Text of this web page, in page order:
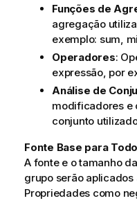
Funções de
agregação
exemplo: sum,
Operadores:
expressão, por
Análise de
modificadores e
conjunto
Fonte Base para
A fonte e o tamanho
grupo serão aplicados
Propriedades como